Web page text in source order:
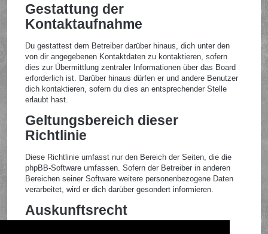
Gestattung der
Kontaktaufnahme
Du gestattest dem Betreiber darüber hinaus, dich unter den
von dir angegebenen Kontaktdaten zu kontaktieren, sofern
dies zur Übermittlung zentraler Informationen über das Board
erforderlich ist. Darüber hinaus dürfen er und andere Benutzer
dich kontaktieren, sofern du dies an entsprechender Stelle
erlaubt hast.
Geltungsbereich dieser
Richtlinie
Diese Richtlinie umfasst nur den Bereich der Seiten, die die
phpBB-Software umfassen. Sofern der Betreiber in anderen
Bereichen seiner Software weitere personenbezogene Daten
verarbeitet, wird er dich darüber gesondert informieren.
Auskunftsrecht